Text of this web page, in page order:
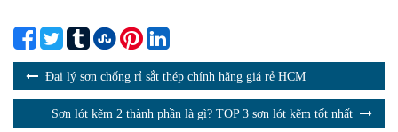
Đại lý sơn chống rỉ sắt thép chính hãng giá rẻ HCM
Sơn lót kẽm 2 thành phần là gì? TOP 3 sơn lót kẽm tốt nhất